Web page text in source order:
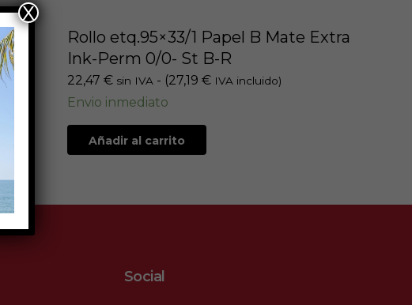
Rollo etq.95×33/1 Papel B Mate Extra
Ink-Perm 0/0- St B-R
22,47 € sin IVA- (27,19 € IVA incluido)
Envio inmediato
Añadir al carrito
Social
X